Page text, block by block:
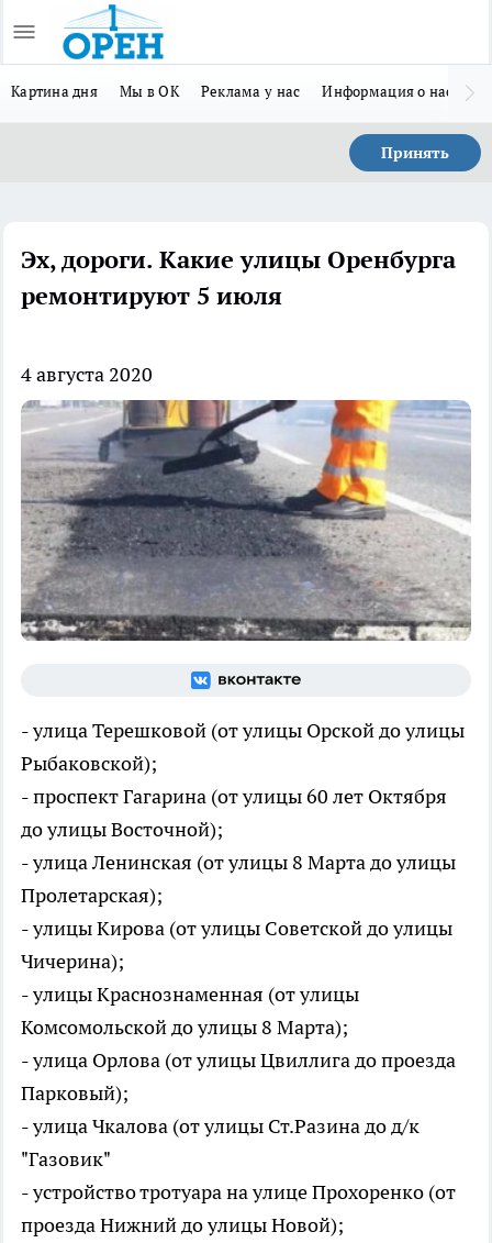
Картина дня Мы в ОК Реклама у нас Информация о нас
Принять
Эх, дороги. Какие улицы Оренбурга
ремонтируют 5 июля
4 августа 2020
- улица Терешковой (от улицы Орской до улицы
Рыбаковской);
- проспект Гагарина (от улицы 60 лет Октября
до улицы Восточной);
- улица Ленинская (от улицы 8 Марта до улицы
Пролетарская);
- улицы Кирова (от улицы Советской до улицы
Чичерина);
- улицы Краснознаменная (от улицы
Комсомольской до улицы 8 Марта);
- улица Орлова (от улицы Цвиллига до проезда
Парковый);
- улица Чкалова (от улицы Ст.Разина до д/к
"Газовик"
- устройство тротуара на улице Прохоренко (от
проезда Нижний до улицы Новой);